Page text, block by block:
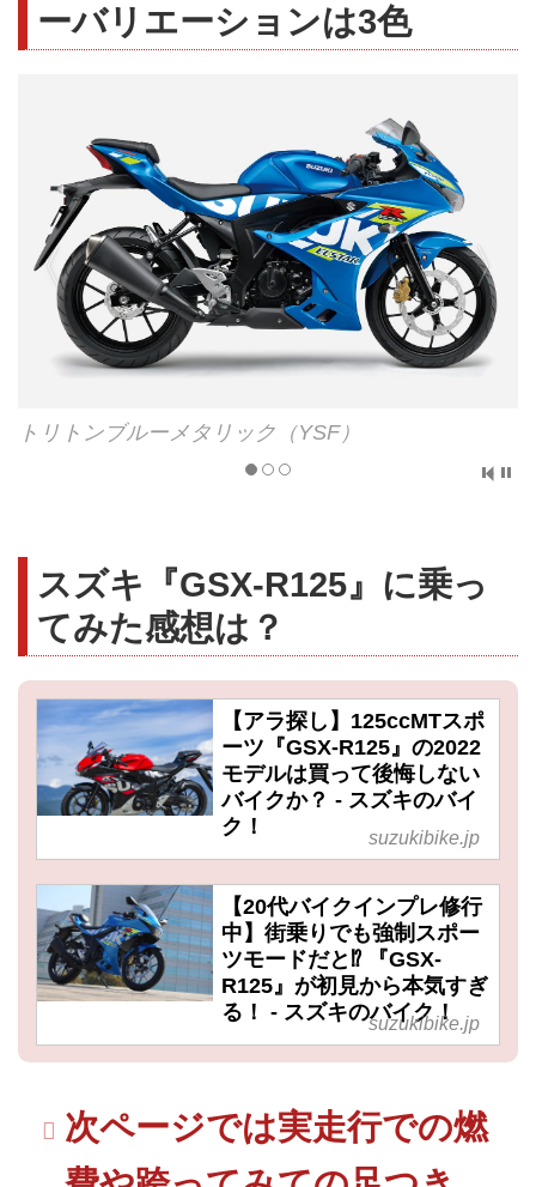
ーバリエーションは3色
トリトンブルーメタリック（YSF）
スズキ『GSX-R125』に乗っ
てみた感想は？
【アラ探し】125ccMTスポ
ーツ『GSX-R125』の2022
モデルは買って後悔しない
バイクか？ - スズキのバイ
ク！
suzukibike.jp
【20代バイクインプレ修行
中】街乗りでも強制スポー
ツモードだと⁉ 『GSX-
R125』が初見から本気すぎ
る！ - スズキのバイク！
suzukibike.jp
次ページでは実走行での燃